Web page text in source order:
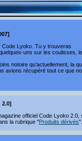
Code Lyoko. Tu y trouveras
uns sur les coulisses,
notoire qu'actuellement, la
avions récupéré tout ce que
2.0]
officiel Code Lyoko 2.0,
la rubrique "Produits dérivés".